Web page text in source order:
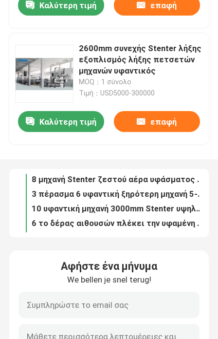
Σπίτι
Προϊόντα
Περίπου εμείς
Ποιοτικός έλεγχος
Μας ελάτε σε επαφή με
υφαντική μηχανή stenter
Μηχανή Stenter ζεστού αέρα
Μηχανή Stenter υφάσματος
Καλύτερη τιμή επαφή
2600mm συνεχής Stenter λήξης
εξοπλισμός λήξης πετσετών
μηχανών υφαντικός
MOQ：1 σύνολο
Τιμή：USD5000-300000
Καλύτερη τιμή επαφή
8 μηχανή Stenter ζεστού αέρα υφάσματος αιθουσών 100m/Min για το ύφασμα 10 δεράτων αίθουσα
Υφαντικός στεγνωτήρας Tensionless μηχανών χαλάρωσης υφάσματος 170 βαθμού θερμαμένος αέριο
3 η υφαντική αποξηραντική μηχανή 132KW περασμάτων σωληνοειδής πλέκει το ύφασμα συρρικνωμένος την αποξηραντική μηχανή
Θερμότητα εγχώριου υφαντική υφάσματος που θέτει στην υφαντική μηχανή 380V 185KW Stenter
Υψηλής θερμοκρασίας υφαντική μηχανή Stenter χεριών 120m/Min δεύτερος για τα υφάσματα δεράτων
Αφήστε ένα μήνυμα
We bellen je snel terug!